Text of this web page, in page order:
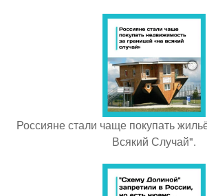
Россияне стали чаще покупать
Всякий Случай".